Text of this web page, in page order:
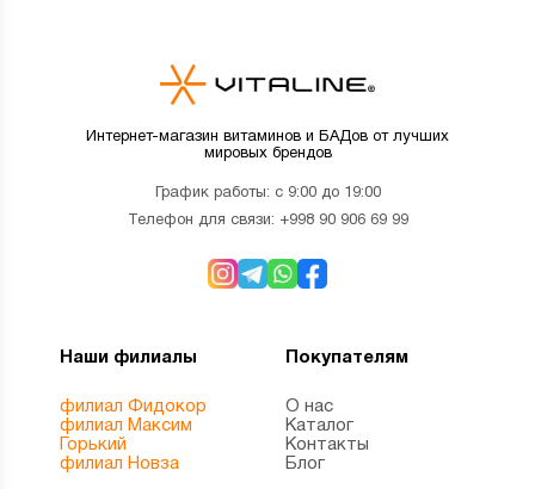
Интернет-магазин витаминов и БАДов от лучших
мировых брендов
График работы: с 9:00 до 19:00
Телефон для связи: +998 90 906 69 99
Наши филиалы
филиал Фидокор
филиал Максим
Горький
филиал Новза
Покупателям
О нас
Каталог
Контакты
Блог